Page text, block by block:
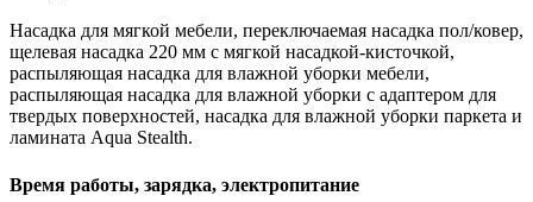
Насадка для мягкой мебели, переключаемая насадка пол/ковер,
щелевая насадка 220 мм с мягкой насадкой-кисточкой,
распыляющая наcадка для влажной уборки мебели,
распыляющая насадка для влажной уборки с адаптером для
твердых поверхностей, насадка для влажной уборки паркета и
ламината Aqua Stealth.
Время работы, зарядка, электропитание